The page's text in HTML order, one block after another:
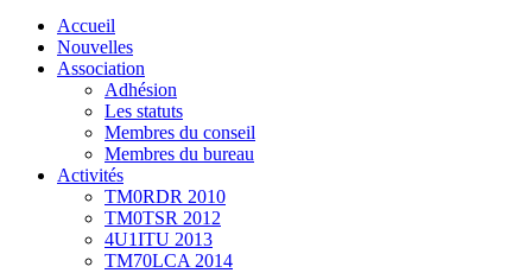
Accueil
Nouvelles
Association
Adhésion
Les statuts
Membres du conseil
Membres du bureau
Activités
TM0RDR 2010
TM0TSR 2012
4U1ITU 2013
TM70LCA 2014